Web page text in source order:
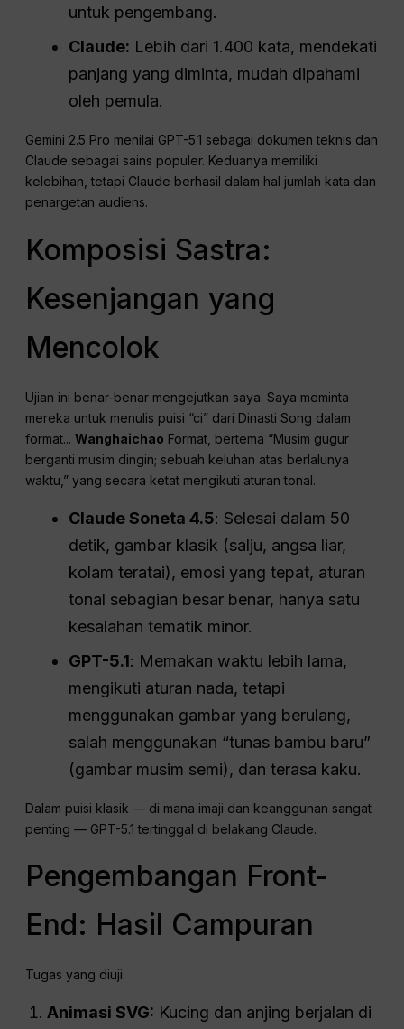
untuk pengembang.
Claude: Lebih dari 1.400 kata, mendekati
panjang yang diminta, mudah dipahami
oleh pemula.
Gemini 2.5 Pro menilai GPT-5.1 sebagai dokumen teknis dan
Claude sebagai sains populer. Keduanya memiliki
kelebihan, tetapi Claude berhasil dalam hal jumlah kata dan
penargetan audiens.
Komposisi Sastra:
Kesenjangan yang
Mencolok
Ujian ini benar-benar mengejutkan saya. Saya meminta
mereka untuk menulis puisi “ci” dari Dinasti Song dalam
format...Wanghaichao Format, bertema “Musim gugur
berganti musim dingin; sebuah keluhan atas berlalunya
waktu,” yang secara ketat mengikuti aturan tonal.
Claude Soneta 4.5: Selesai dalam 50
detik, gambar klasik (salju, angsa liar,
kolam teratai), emosi yang tepat, aturan
tonal sebagian besar benar, hanya satu
kesalahan tematik minor.
GPT-5.1: Memakan waktu lebih lama,
mengikuti aturan nada, tetapi
menggunakan gambar yang berulang,
salah menggunakan “tunas bambu baru”
(gambar musim semi), dan terasa kaku.
Dalam puisi klasik — di mana imaji dan keanggunan sangat
penting — GPT-5.1 tertinggal di belakang Claude.
Pengembangan Front-
End: Hasil Campuran
Tugas yang diuji:
Animasi SVG: Kucing dan anjing berjalan di